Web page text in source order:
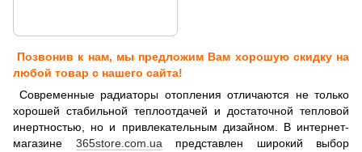
Позвонив к нам, мы предложим Вам хорошую скидку на
любой товар с нашего сайта!
Современные радиаторы отопления отличаются не только
хорошей стабильной теплоотдачей и достаточной тепловой
инертностью, но и привлекательным дизайном. В интернет-
магазине 365store.com.ua представлен широкий выбор